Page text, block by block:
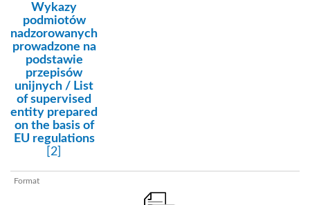
kategoria:
Wykazy
podmiotów
nadzorowanych
prowadzone na
podstawie
przepisów
unijnych / List
of supervised
entity prepared
on the basis of
EU regulations
[2]